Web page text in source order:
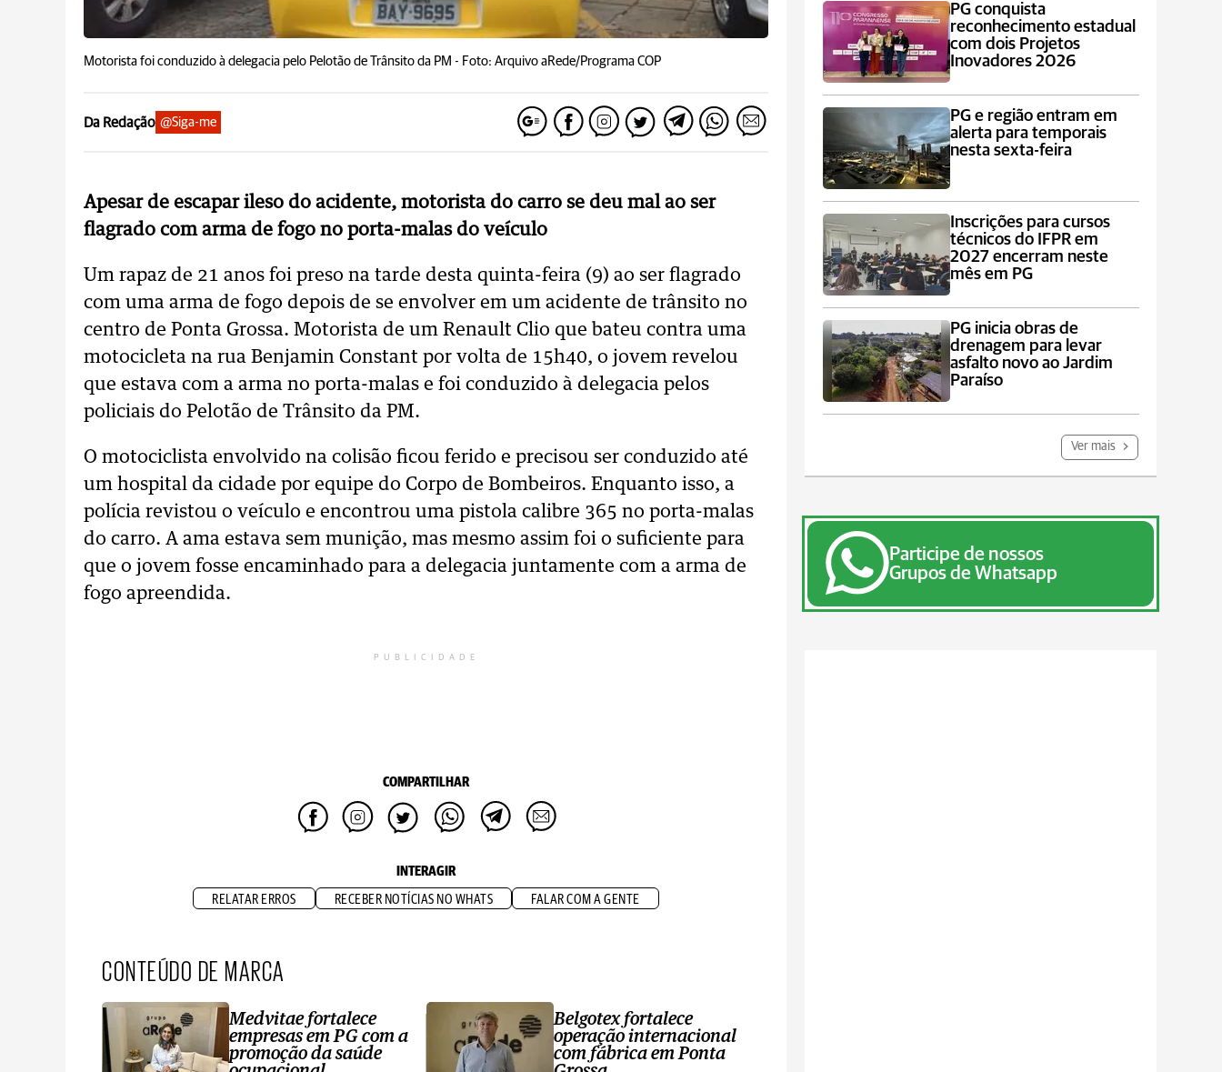
Motorista foi conduzido à delegacia pelo Pelotão de Trânsito da PM - Foto: Arquivo aRede/Programa COP
Da Redação @Siga-me
Apesar de escapar ileso do acidente, motorista do carro se deu mal ao ser
flagrado com arma de fogo no porta-malas do veículo
Um rapaz de 21 anos foi preso na tarde desta quinta-feira (9) ao ser flagrado
com uma arma de fogo depois de se envolver em um acidente de trânsito no
centro de Ponta Grossa. Motorista de um Renault Clio que bateu contra uma
motocicleta na rua Benjamin Constant por volta de 15h40, o jovem revelou
que estava com a arma no porta-malas e foi conduzido à delegacia pelos
policiais do Pelotão de Trânsito da PM.
O motociclista envolvido na colisão ficou ferido e precisou ser conduzido até
um hospital da cidade por equipe do Corpo de Bombeiros. Enquanto isso, a
polícia revistou o veículo e encontrou uma pistola calibre 365 no porta-malas
do carro. A ama estava sem munição, mas mesmo assim foi o suficiente para
que o jovem fosse encaminhado para a delegacia juntamente com a arma de
fogo apreendida.
PUBLICIDADE
COMPARTILHAR
INTERAGIR
RELATAR ERROS RECEBER NOTÍCIAS NO WHATS FALAR COM A GENTE
CONTEÚDO DE MARCA
Medvitae fortalece
empresas em PG com a
promoção da saúde
Belgotex fortalece
operação internacional
com fábrica em Ponta
PG conquista
reconhecimento estadual
com dois Projetos
Inovadores 2026
PG e região entram em
alerta para temporais
nesta sexta-feira
Inscrições para cursos
técnicos do IFPR em
2027 encerram neste
mês em PG
PG inicia obras de
drenagem para levar
asfalto novo ao Jardim
Paraíso
Ver mais
Participe de nossos
Grupos de Whatsapp